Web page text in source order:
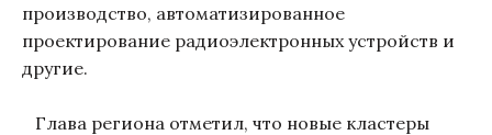
производство, автоматизированное
проектирование радиоэлектронных устройств и
другие.
Глава региона отметил, что новые кластеры